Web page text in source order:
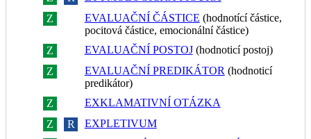
Z
EVALUAČNÍ ČÁSTICE (hodnotící částice,
pocitová částice, emocionální částice)
Z
EVALUAČNÍ POSTOJ(hodnoticí postoj)
Z
EVALUAČNÍ PREDIKÁTOR (hodnoticí
predikátor)
Z
EXKLAMATIVNÍ OTÁZKA
Z
R
EXPLETIVUM